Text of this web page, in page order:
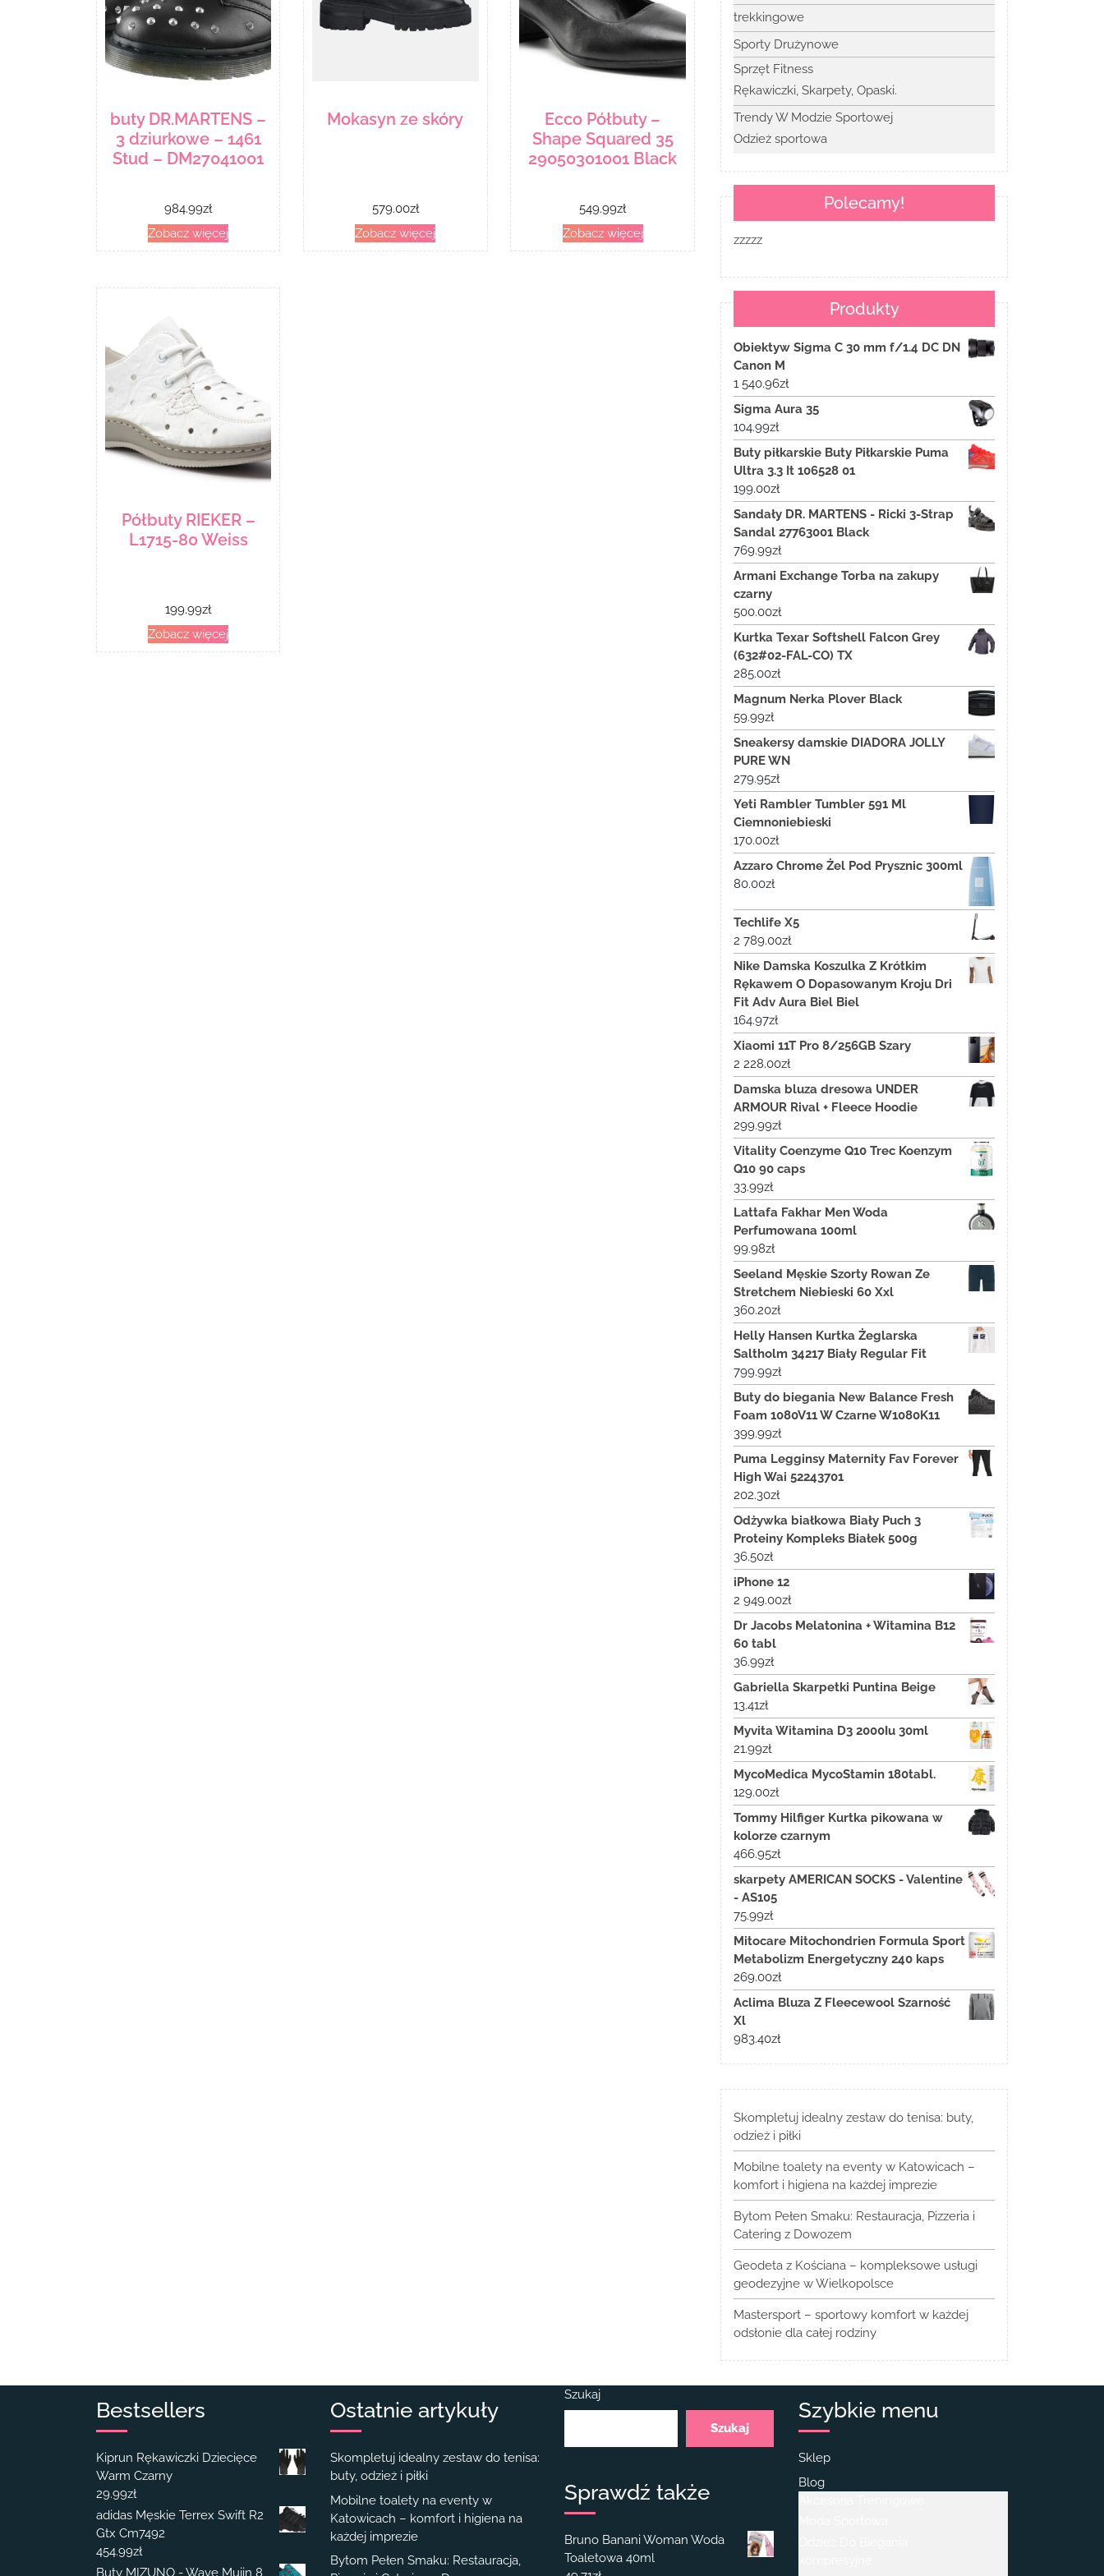
buty DR.MARTENS –
3 dziurkowe – 1461
Stud – DM27041001
984.99zł
Zobacz więcej
Mokasyn ze skóry
579.00zł
Zobacz więcej
Ecco Półbuty –
Shape Squared 35
29050301001 Black
549.99zł
Zobacz więcej
Półbuty RIEKER –
L1715-80 Weiss
199.99zł
Zobacz więcej
trekkingowe
Sporty Drużynowe
Sprzęt Fitness
Rękawiczki, Skarpety, Opaski.
Trendy W Modzie Sportowej
Odzież sportowa
Polecamy!
zzzzz
Produkty
Obiektyw Sigma C 30 mm f/1.4 DC DN
Canon M
1 540.96zł
Sigma Aura 35
104.99zł
Buty piłkarskie Buty Piłkarskie Puma
Ultra 3.3 It 106528 01
199.00zł
Sandały DR. MARTENS - Ricki 3-Strap
Sandal 27763001 Black
769.99zł
Armani Exchange Torba na zakupy
czarny
500.00zł
Kurtka Texar Softshell Falcon Grey
(632#02-FAL-CO) TX
285.00zł
Magnum Nerka Plover Black
59.99zł
Sneakersy damskie DIADORA JOLLY
PURE WN
279.95zł
Yeti Rambler Tumbler 591 Ml
Ciemnoniebieski
170.00zł
Azzaro Chrome Żel Pod Prysznic 300ml
80.00zł
Techlife X5
2 789.00zł
Nike Damska Koszulka Z Krótkim
Rękawem O Dopasowanym Kroju Dri
Fit Adv Aura Biel Biel
164.97zł
Xiaomi 11T Pro 8/256GB Szary
2 228.00zł
Damska bluza dresowa UNDER
ARMOUR Rival + Fleece Hoodie
299.99zł
Vitality Coenzyme Q10 Trec Koenzym
Q10 90 caps
33.99zł
Lattafa Fakhar Men Woda
Perfumowana 100ml
99.98zł
Seeland Męskie Szorty Rowan Ze
Stretchem Niebieski 60 Xxl
360.20zł
Helly Hansen Kurtka Żeglarska
Saltholm 34217 Biały Regular Fit
799.99zł
Buty do biegania New Balance Fresh
Foam 1080V11 W Czarne W1080K11
399.99zł
Puma Legginsy Maternity Fav Forever
High Wai 52243701
202.30zł
Odżywka białkowa Biały Puch 3
Proteiny Kompleks Białek 500g
36.50zł
iPhone 12
2 949.00zł
Dr Jacobs Melatonina + Witamina B12
60 tabl
36.99zł
Gabriella Skarpetki Puntina Beige
13.41zł
Myvita Witamina D3 2000Iu 30ml
21.99zł
MycoMedica MycoStamin 180tabl.
129.00zł
Tommy Hilfiger Kurtka pikowana w
kolorze czarnym
466.95zł
skarpety AMERICAN SOCKS - Valentine
- AS105
75.99zł
Mitocare Mitochondrien Formula Sport
Metabolizm Energetyczny 240 kaps
269.00zł
Aclima Bluza Z Fleecewool Szarność
Xl
983.40zł
Skompletuj idealny zestaw do tenisa: buty,
odzież i piłki
Mobilne toalety na eventy w Katowicach –
komfort i higiena na każdej imprezie
Bytom Pełen Smaku: Restauracja, Pizzeria i
Catering z Dowozem
Geodeta z Kościana – kompleksowe usługi
geodezyjne w Wielkopolsce
Mastersport – sportowy komfort w każdej
odsłonie dla całej rodziny
Bestsellers
Kiprun Rękawiczki Dziecięce
Warm Czarny
29.99zł
adidas Męskie Terrex Swift R2
Gtx Cm7492
454.99zł
Buty MIZUNO - Wave Mujin 8
Ostatnie artykuły
Skompletuj idealny zestaw do tenisa:
buty, odzież i piłki
Mobilne toalety na eventy w
Katowicach – komfort i higiena na
każdej imprezie
Bytom Pełen Smaku: Restauracja,
Szukaj
Szukaj
Sprawdź także
Bruno Banani Woman Woda
Toaletowa 40ml
Szybkie menu
Sklep
Blog